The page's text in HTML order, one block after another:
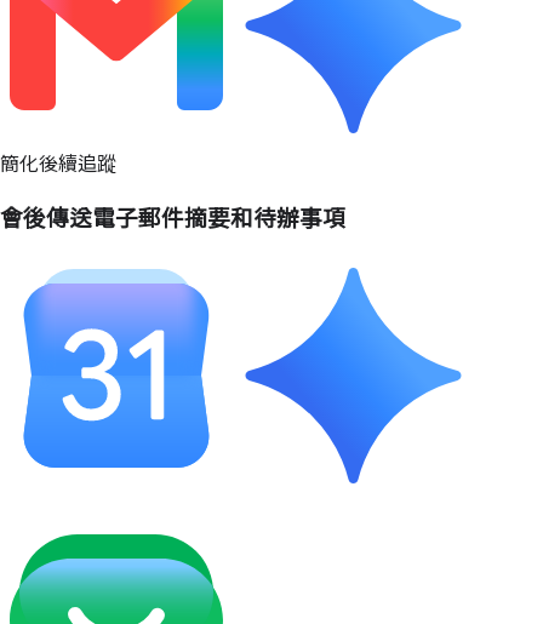
簡化後續追蹤
會後傳送電子郵件摘要和待辦事項